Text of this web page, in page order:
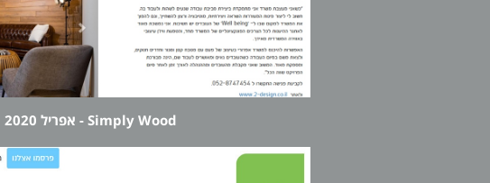
Simply Wood - אפריל 2020